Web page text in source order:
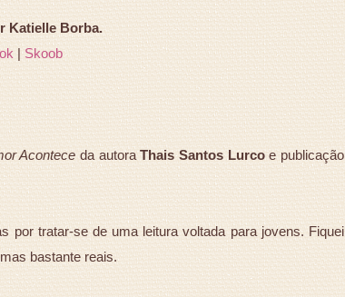
Katielle Borba.
|Skoob
Acontece da autoraThais Santos Lurcoe publicação
por tratar-se de uma leitura voltada para jovens. Fiquei
bastante reais.